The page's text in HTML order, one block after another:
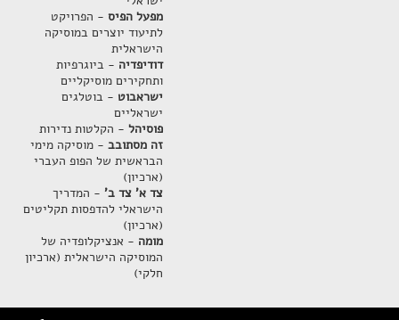
מפעל הפיס- הפרויקט
לתיעוד יוצרים במוסיקה
הישראלית
דודיפדיה - ביוגרפיות
ותחקירים מוסיקליים
ישראבוט - בוטלגים
ישראליים
פוסיהל- הקלטות נדירות
זה מסתובב- מוסיקה מימי
הבראשית של הפופ העברי
(ארכיון)
צד א' צד ב'- המדריך
הישראלי להדפסות תקליטים
(ארכיון)
מומה - אנציקלופדיה של
המוסיקה הישראלית (ארכיון
חלקי)